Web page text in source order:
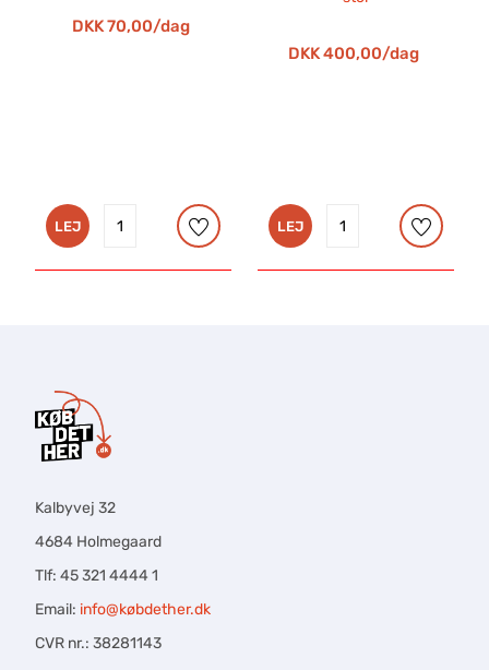
DKK 70,00/dag
LEJ
DKK 400,00/dag
LEJ
Kalbyvej 32
4684 Holmegaard
Tlf: 45 321 4444 1
Email: info@købdether.dk
CVR nr.: 38281143